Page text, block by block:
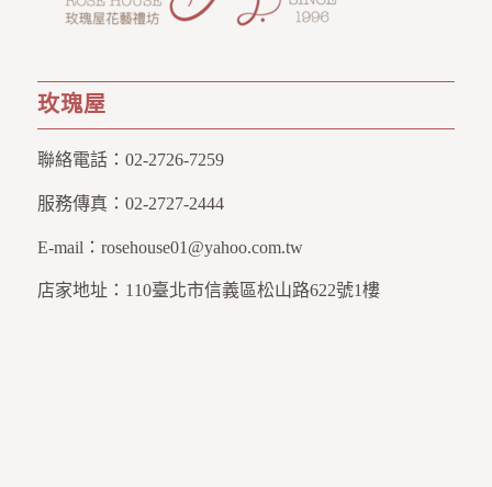
玫瑰屋
聯絡電話： 02-2726-7259
服務傳真： 02-2727-2444
E-mail： rosehouse01@yahoo.com.tw
店家地址： 110臺北市信義區松山路622號1樓